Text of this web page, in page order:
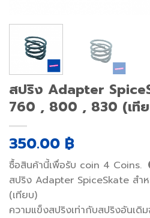
สปริง Adapter
760 , 800 , 830 (เที
350.00 ฿
ซื้อสินค้านี้เพื่อรับ coin 4 Coins.
สปริง Adapter SpiceSkate ส
(เทียบ)
ความแข็งสปริงเท่ากับสปริงอันเดิม